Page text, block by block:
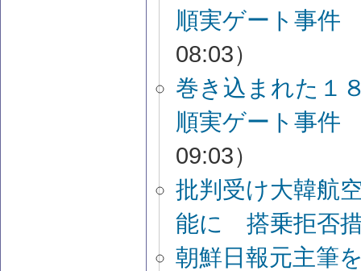
順実ゲート事件
08:03）
巻き込まれた１
順実ゲート事件
09:03）
批判受け大韓航
能に 搭乗拒否
朝鮮日報元主